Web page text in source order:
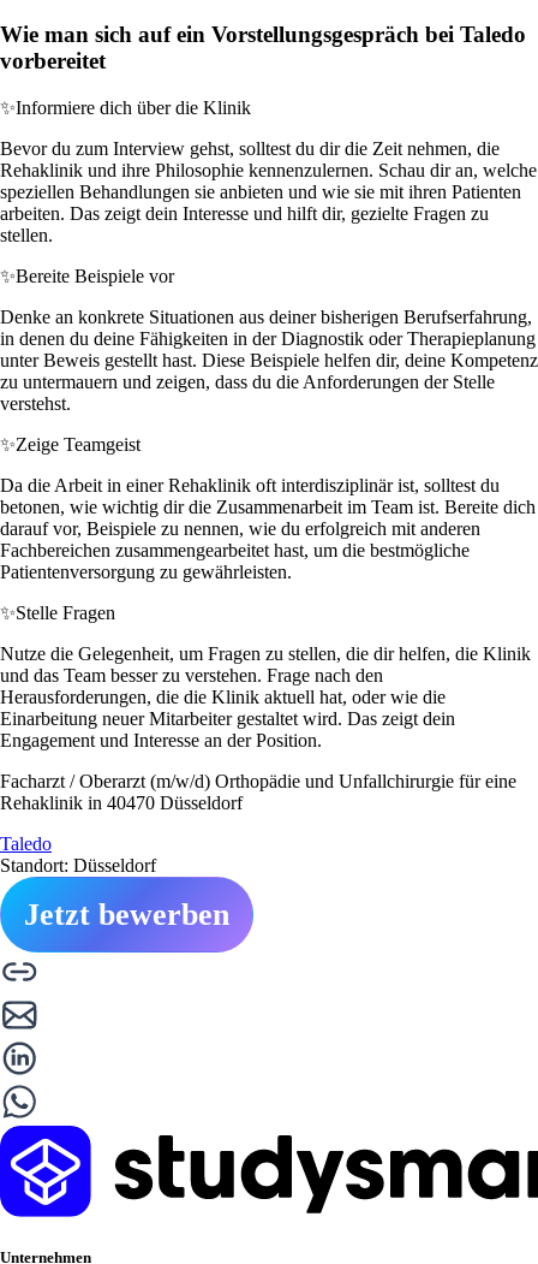
Wie man sich auf ein Vorstellungsgespräch bei Taledo
vorbereitet
✨Informiere dich über die Klinik
Bevor du zum Interview gehst, solltest du dir die Zeit nehmen, die
Rehaklinik und ihre Philosophie kennenzulernen. Schau dir an, welche
speziellen Behandlungen sie anbieten und wie sie mit ihren Patienten
arbeiten. Das zeigt dein Interesse und hilft dir, gezielte Fragen zu
stellen.
✨Bereite Beispiele vor
Denke an konkrete Situationen aus deiner bisherigen Berufserfahrung,
in denen du deine Fähigkeiten in der Diagnostik oder Therapieplanung
unter Beweis gestellt hast. Diese Beispiele helfen dir, deine Kompetenz
zu untermauern und zeigen, dass du die Anforderungen der Stelle
verstehst.
✨Zeige Teamgeist
Da die Arbeit in einer Rehaklinik oft interdisziplinär ist, solltest du
betonen, wie wichtig dir die Zusammenarbeit im Team ist. Bereite dich
darauf vor, Beispiele zu nennen, wie du erfolgreich mit anderen
Fachbereichen zusammengearbeitet hast, um die bestmögliche
Patientenversorgung zu gewährleisten.
✨Stelle Fragen
Nutze die Gelegenheit, um Fragen zu stellen, die dir helfen, die Klinik
und das Team besser zu verstehen. Frage nach den
Herausforderungen, die die Klinik aktuell hat, oder wie die
Einarbeitung neuer Mitarbeiter gestaltet wird. Das zeigt dein
Engagement und Interesse an der Position.
Facharzt / Oberarzt (m/w/d) Orthopädie und Unfallchirurgie für eine
Rehaklinik in 40470 Düsseldorf
Taledo
Standort: Düsseldorf
Jetzt bewerben
Unternehmen